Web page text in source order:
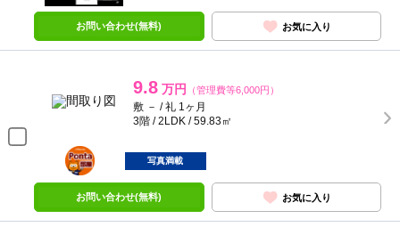
お問い合わせ(無料) お気に入り
9.8 万円 （管理費等6,000円）
敷 － / 礼 1ヶ月
3階 / 2LDK / 59.83㎡
ポンタ
部屋
写真満載
お問い合わせ(無料) お気に入り